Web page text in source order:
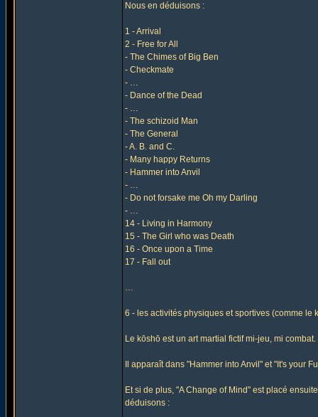
Nous en déduisons :
1 - Arrival
2 - Free for All
- The Chimes of Big Ben
- Checkmate
- …
- Dance of the Dead
- …
- The schizoid Man
- The General
- A. B. and C.
- Many happy Returns
- Hammer into Anvil
- …
- Do not forsake me Oh my Darling
- …
14 - Living in Harmony
15 - The Girl who was Death
16 - Once upon a Time
17 - Fall out
…
6 - les activités physiques et sportives (comme le
Le kōshō est un art martial fictif mi-jeu, mi combat.
Il apparaît dans "Hammer into Anvil" et "It's your
Et si de plus, "A Change of Mind" est placé
déduisons :